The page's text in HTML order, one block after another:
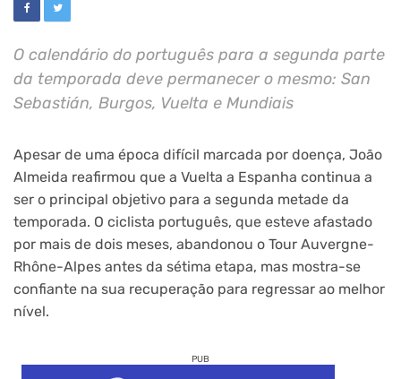
O calendário do português para a segunda parte
da temporada deve permanecer o mesmo: San
Sebastián, Burgos, Vuelta e Mundiais
Apesar de uma época difícil marcada por doença, João
Almeida reafirmou que a Vuelta a Espanha continua a
ser o principal objetivo para a segunda metade da
temporada. O ciclista português, que esteve afastado
por mais de dois meses, abandonou o Tour Auvergne-
Rhône-Alpes antes da sétima etapa, mas mostra-se
confiante na sua recuperação para regressar ao melhor
nível.
PUB